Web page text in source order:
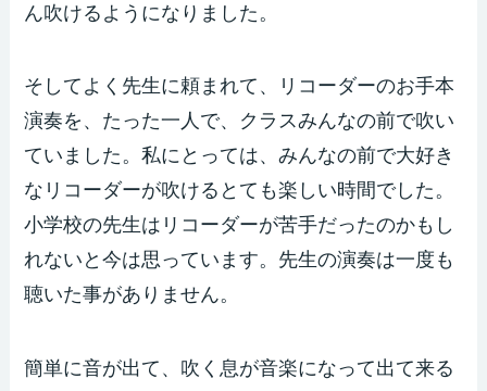
ん吹けるようになりました。
そしてよく先生に頼まれて、リコーダーのお手本
演奏を、たった一人で、クラスみんなの前で吹い
ていました。私にとっては、みんなの前で大好き
なリコーダーが吹けるとても楽しい時間でした。
小学校の先生はリコーダーが苦手だったのかもし
れないと今は思っています。先生の演奏は一度も
聴いた事がありません。
簡単に音が出て、吹く息が音楽になって出て来る